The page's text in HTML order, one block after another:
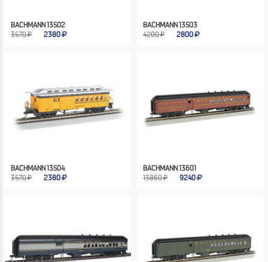
BACHMANN 13502
3570 ₽
2380
BACHMANN 13503
4200 ₽
2800
BACHMANN 13504
3570 ₽
2380
BACHMANN 13601
13860 ₽
9240